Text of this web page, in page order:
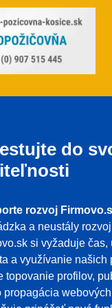
do
rozvoj
a neustály
si vyžaduje
a využívanie našich
topovanie profilov,
propagácia